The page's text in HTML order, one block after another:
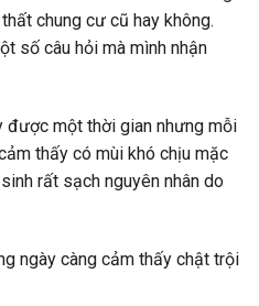
chung cư cũ hay không.
số câu hỏi mà mình nhận
được một thời gian nhưng mỗi
thấy có mùi khó chịu mặc
rất sạch nguyên nhân do
ngày càng cảm thấy chật trội